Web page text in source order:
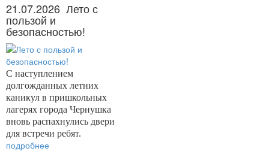
21.07.2026 Лето с
пользой и
безопасностью!
С наступлением
долгожданных летних
каникул в пришкольных
лагерях города Чернушка
вновь распахнулись двери
для встречи ребят.
подробнее